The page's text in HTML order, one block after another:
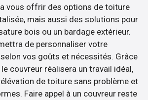
vous offrir des options de toiture
mais aussi des solutions pour
bois ou un bardage extérieur.
de personnaliser votre
vos goûts et nécessités. Grâce
couvreur réalisera un travail idéal,
de toiture sans problème et
Faire appel à un couvreur reste